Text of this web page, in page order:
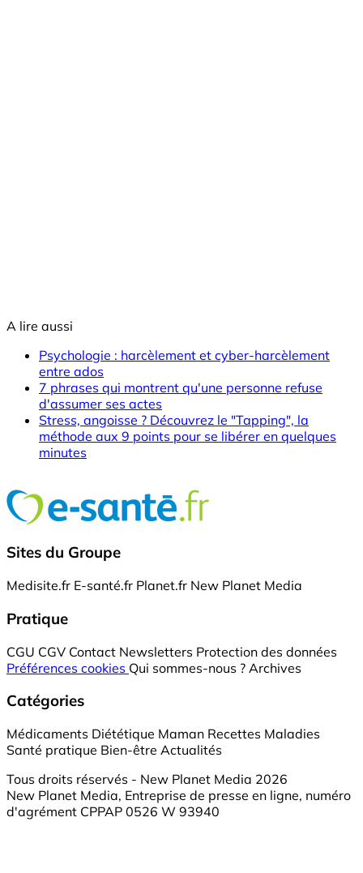
A lire aussi
Psychologie : harcèlement et cyber-harcèlement
entre ados
7 phrases qui montrent qu'une personne refuse
d'assumer ses actes
Stress, angoisse ? Découvrez le "Tapping", la
méthode aux 9 points pour se libérer en quelques
minutes
Sites du Groupe
Medisite.fr E-santé.fr Planet.fr New Planet Media
Pratique
CGU CGV Contact Newsletters Protection des données
Préférences cookies Qui sommes-nous ? Archives
Catégories
Médicaments Diététique Maman Recettes Maladies
Santé pratique Bien-être Actualités
Tous droits réservés - New Planet Media 2026
New Planet Media, Entreprise de presse en ligne, numéro
d'agrément CPPAP 0526 W 93940